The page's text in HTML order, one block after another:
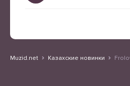
Muzid.net Казахские новинки